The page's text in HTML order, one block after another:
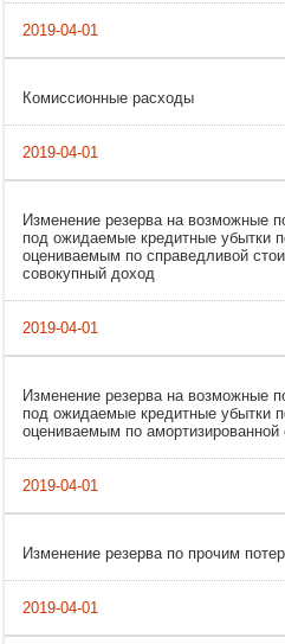
Комиссионные расходы
Изменение резерва на возможные
под ожидаемые кредитные убытки
оцениваемым по справедливой
совокупный доход
Изменение резерва на возможные
под ожидаемые кредитные убытки
оцениваемым по амортизированной
Изменение резерва по прочим